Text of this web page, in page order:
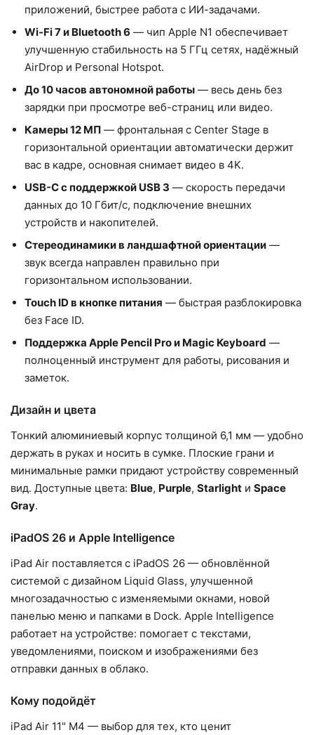
приложений, быстрее работа с ИИ-задачами.
Wi-Fi 7 и Bluetooth 6 — чип Apple N1 обеспечивает
улучшенную стабильность на 5 ГГц сетях, надёжный
AirDrop и Personal Hotspot.
До 10 часов автономной работы — весь день без
зарядки при просмотре веб-страниц или видео.
Камеры 12 МП — фронтальная с Center Stage в
горизонтальной ориентации автоматически держит
вас в кадре, основная снимает видео в 4K.
USB-C с поддержкой USB 3 — скорость передачи
данных до 10 Гбит/с, подключение внешних
устройств и накопителей.
Стереодинамики в ландшафтной ориентации —
звук всегда направлен правильно при
горизонтальном использовании.
Touch ID в кнопке питания — быстрая разблокировка
без Face ID.
Поддержка Apple Pencil Pro и Magic Keyboard —
полноценный инструмент для работы, рисования и
заметок.
Дизайн и цвета
Тонкий алюминиевый корпус толщиной 6,1 мм — удобно
держать в руках и носить в сумке. Плоские грани и
минимальные рамки придают устройству современный
вид. Доступные цвета: Blue, Purple, Starlight и Space
Gray.
iPadOS 26 и Apple Intelligence
iPad Air поставляется с iPadOS 26 — обновлённой
системой с дизайном Liquid Glass, улучшенной
многозадачностью с изменяемыми окнами, новой
панелью меню и папками в Dock. Apple Intelligence
работает на устройстве: помогает с текстами,
уведомлениями, поиском и изображениями без
отправки данных в облако.
Кому подойдёт
iPad Air 11" M4 — выбор для тех, кто ценит